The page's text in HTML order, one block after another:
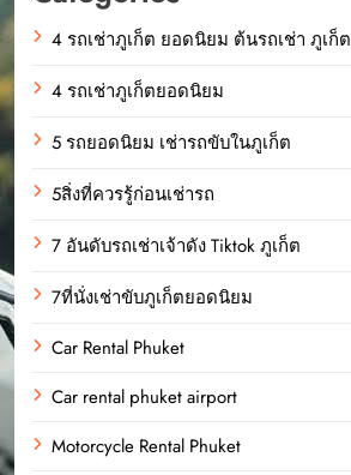
4 รถเช่าภูเก็ต ยอดนิยม ต้นรถเช่า ภูเก็ต
4 รถเช่าภูเก็ตยอดนิยม
5 รถยอดนิยม เช่ารถขับในภูเก็ต
5สิ่งที่ควรรู้ก่อนเช่ารถ
7 อันดับรถเช่าเจ้าดัง Tiktok ภูเก็ต
7ที่นั่งเช่าขับภูเก็ตยอดนิยม
Car Rental Phuket
Car rental phuket airport
Motorcycle Rental Phuket